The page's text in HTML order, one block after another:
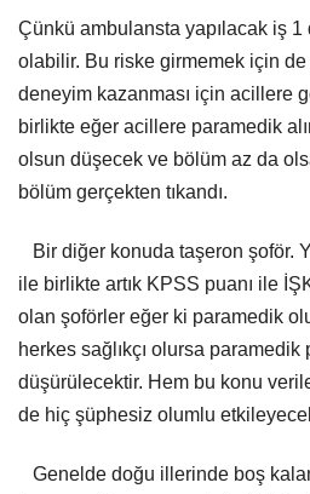
Çünkü ambulansta yapılacak iş
olabilir. Bu riske girmemek için
deneyim kazanması için acillere
birlikte eğer acillere paramedik
olsun düşecek ve bölüm az da
bölüm gerçekten tıkandı.
Bir diğer konuda taşeron şoför.
ile birlikte artık KPSS puanı ile
olan şoförler eğer ki paramedik
herkes sağlıkçı olursa
düşürülecektir. Hem bu konu
de hiç şüphesiz olumlu
Genelde doğu illerinde boş